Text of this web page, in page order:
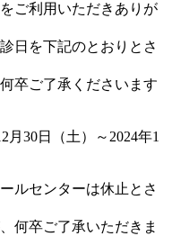
ご利用いただきありが
日を下記のとおりとさ
卒ご了承くださいます
月30日（土）～2024年1
ルセンターは休止とさ
何卒ご了承いただきま